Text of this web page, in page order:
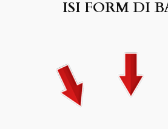
ISI FORM DI